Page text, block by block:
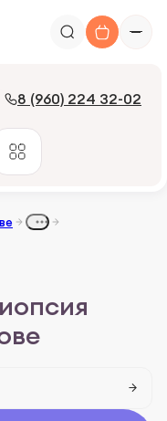
8 (960) 224 32-02